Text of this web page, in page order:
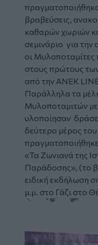
βραβεύσεις,
καθαρών χωριών
σεμινάριο για την
οι Μυλοποταμίτες
στους πρώτους
από την ANEK
Παράλληλα τα
Μυλοποταμιτών
υλοποίησαν
δεύτερο μέρος
«Τα Ζωνιανά της
Παράδοσης», (το
ειδική εκδήλωση
μ.μ. στο Γάζι στο